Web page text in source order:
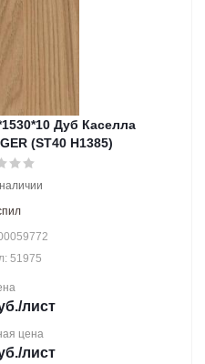
Дуб Каселла
(ST40 H1385)
51975
/лист
цена
/лист